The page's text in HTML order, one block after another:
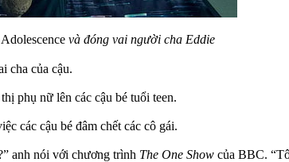
Adolescence và đóng vai người cha Eddie
cha của cậu.
phụ nữ lên các cậu bé tuổi teen.
các cậu bé đâm chết các cô gái.
anh nói với chương trình The One Show của BBC.